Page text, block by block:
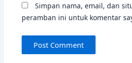
Simpan nama, email, dan
peramban ini untuk komentar